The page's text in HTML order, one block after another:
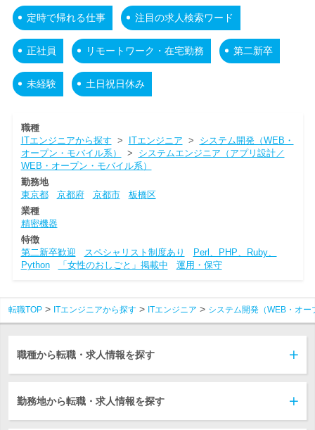
定時で帰れる仕事 注目の求人検索ワード
正社員 リモートワーク・在宅勤務 第二新卒
未経験 土日祝日休み
職種
ITエンジニアから探す > ITエンジニア > システム開発（WEB・
オープン・モバイル系）
> システムエンジニア（アプリ設計／
WEB・オープン・モバイル系）
勤務地
東京都
京都府 京都市
板橋区
業種
精密機器
特徴
第二新卒歓迎
スペシャリスト制度あり
Perl、PHP、Ruby、
Python
「女性のおしごと」掲載中 運用・保守
転職TOP ITエンジニアから探す ITエンジニア システム開発（WEB・オ
職種から転職・求人情報を探す
勤務地から転職・求人情報を探す